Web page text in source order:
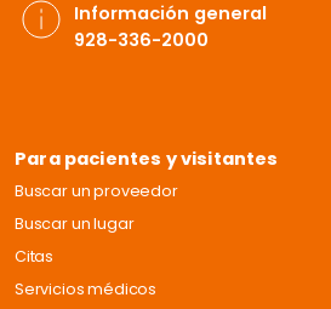
Información general
928-336-2000
Para pacientes y visitantes
Buscar un proveedor
Buscar un lugar
Citas
Servicios médicos